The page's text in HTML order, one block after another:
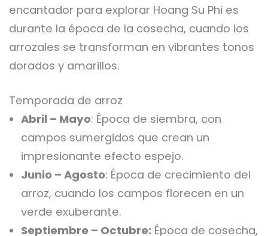
encantador para explorar Hoang Su Phi es
durante la época de la cosecha, cuando los
arrozales se transforman en vibrantes tonos
dorados y amarillos.
Temporada de arroz
Abril – Mayo: Época de siembra, con
campos sumergidos que crean un
impresionante efecto espejo.
Junio – Agosto: Época de crecimiento del
arroz, cuando los campos florecen en un
verde exuberante.
Septiembre – Octubre: Época de cosecha,